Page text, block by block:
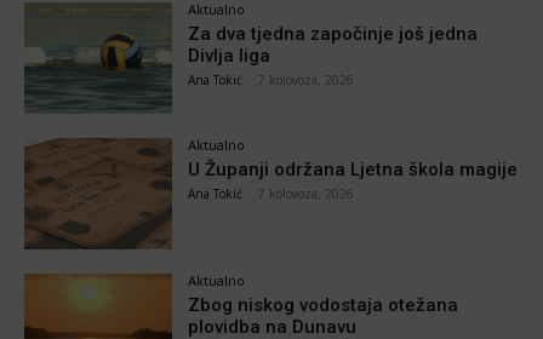
Aktualno
Za dva tjedna započinje još jedna
Divlja liga
Ana Tokić 7 kolovoza, 2026
Aktualno
U Županji održana Ljetna škola magije
Ana Tokić 7 kolovoza, 2026
Aktualno
Zbog niskog vodostaja otežana
plovidba na Dunavu